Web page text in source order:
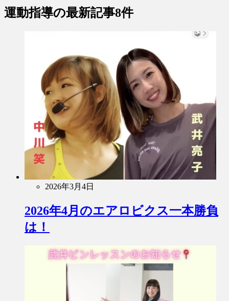
運動指導の最新記事8件
2026年3月4日
2026年4月のエアロビクス一本勝負
は！